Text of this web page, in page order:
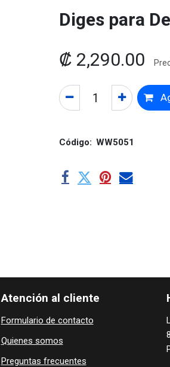
Diges para
₡ 2,290.00
Código: WW5051
Atención al cliente
Formulario de contacto
Quienes ​som​​​os
Preguntas frecuentes